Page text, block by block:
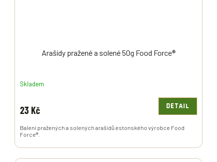
Arašídy pražené a solené 50g Food Force®
Skladem
23 Kč DETAIL
Balení pražených a solených arašídů estonského výrobce Food
Force®.